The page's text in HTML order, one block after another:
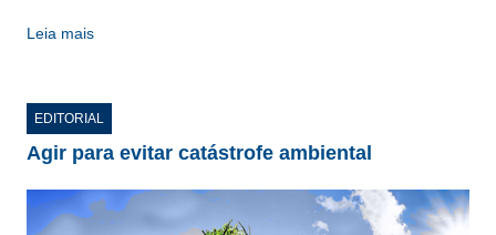
CAMPANHAS SALARIAIS
PALAVRA DO MURILO
Leia mais
EDITORIAL
Agir para evitar catástrofe ambiental